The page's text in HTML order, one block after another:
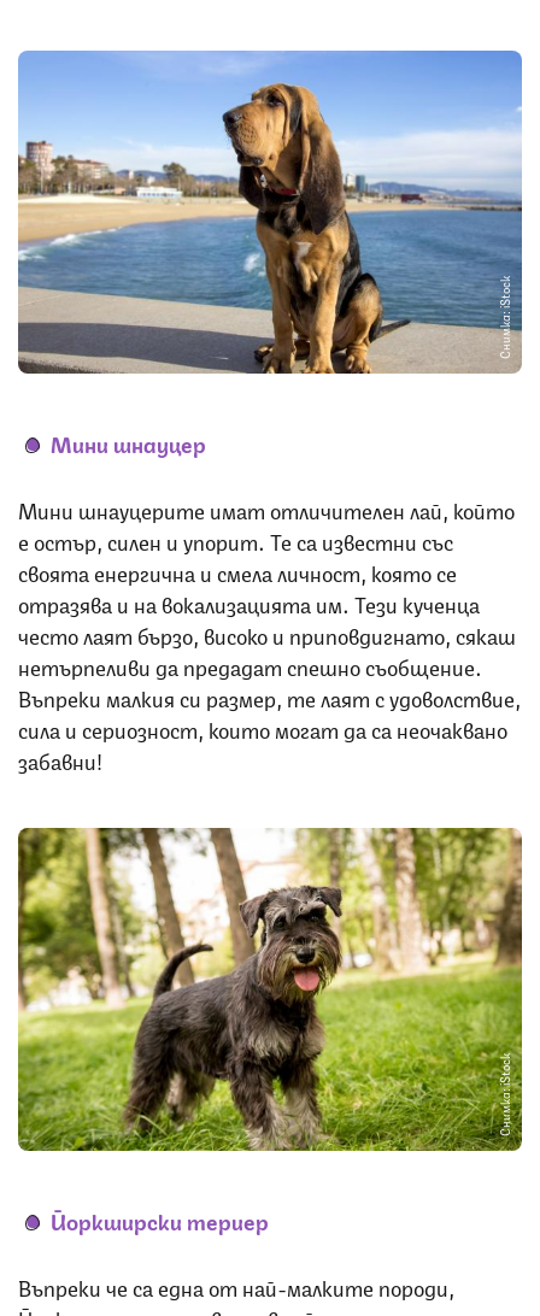
Снимка: iStock
Мини шнауцер
Мини шнауцерите имат отличителен лай, който
е остър, силен и упорит. Те са известни със
своята енергична и смела личност, която се
отразява и на вокализацията им. Тези кученца
често лаят бързо, високо и приповдигнато, сякаш
нетърпеливи да предадат спешно съобщение.
Въпреки малкия си размер, те лаят с удоволствие,
сила и сериозност, които могат да са неочаквано
забавни!
Снимка: iStock
Йоркширски териер
Въпреки че са една от най-малките породи,